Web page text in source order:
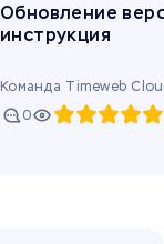
Обновление
инструкция
Команда Timeweb
0